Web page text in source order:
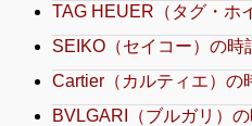
TAG HEUER（タグ・ホ
SEIKO（セイコー）の時
Cartier（カルティエ）の
BVLGARI（ブルガリ）